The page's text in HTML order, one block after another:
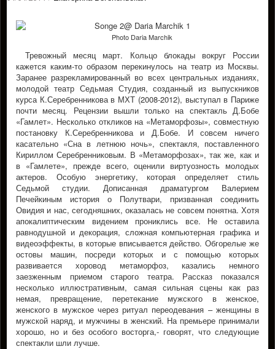
Photo Daria Marchik
Тревожный месяц март. Кольцо блокады вокруг России
кажется каким-то образом перекинулось на театр из Москвы.
Заранее разрекламированный во всех центральных изданиях,
молодой театр Седьмая Студия, созданный из выпускников
курса К.Серебренникова в МХТ (2008-2012), выступал в Париже
почти месяц. Рецензии вышли только на спектакль Д.Бобе
«Гамлет». Несколько откликов на «Метаморфозы», совместную
постановку К.Серебренникова и Д.Бобе. И совсем ничего
касательно «Сна в летнюю ночь», спектакля, поставленного
Кириллом Серебренниковым. В «Метаморфозах», так же, как и
в «Гамлете», прежде всего, оценили виртуозность молодых
актеров. Особую энергетику, которая определяет стиль
Седьмой студии. Дописанная драматургом Валерием
Печейкиным история о Полутвари, призванная соединить
Овидия и нас, сегодняшних, оказалась не совсем понятна. Хотя
апокалиптическим видением прониклись все. Не оставила
равнодушной и декорация, сложная компьютерная графика и
видеоэффекты, в которые вписывается действо. Обгорелые же
остовы машин, посреди которых и с помощью которых
развивается хоровод метаморфоз, казались немного
заезженным приемом старого театра. Рассказ показался
несколько иллюстративным, самая сильная сцены как раз
немая, превращение, перетекание мужского в женское,
женского в мужское через ритуал переодевания – женщины в
мужской наряд, и мужчины в женский. На премьере принимали
хорошо, но и без особого восторга,- говорят, что следующие
спектакли шли лучше.